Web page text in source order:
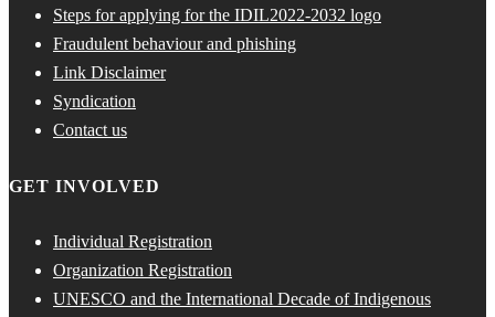
Steps for applying for the IDIL2022-2032 logo
Fraudulent behaviour and phishing
Link Disclaimer
Syndication
Contact us
GET INVOLVED
Individual Registration
Organization Registration
UNESCO and the International Decade of Indigenous